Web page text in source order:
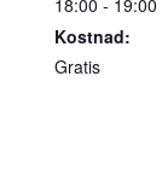
18:00 - 19:00
Kostnad:
Gratis